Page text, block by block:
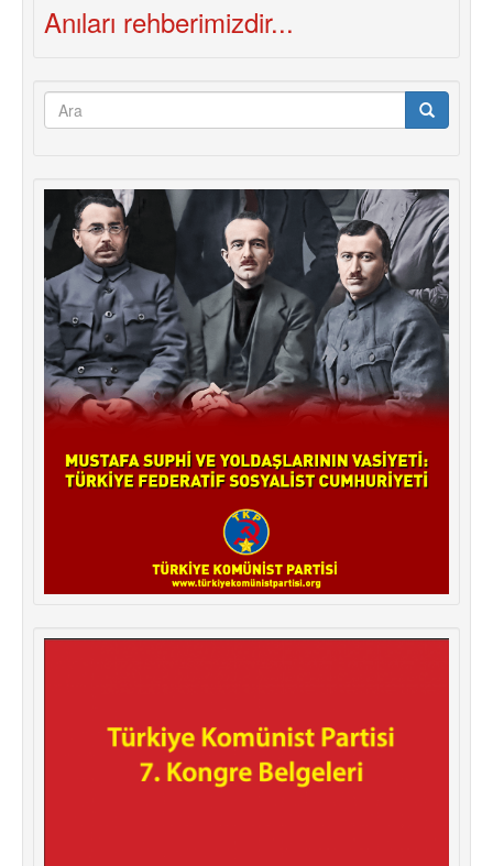
Anıları rehberimizdir...
Arama